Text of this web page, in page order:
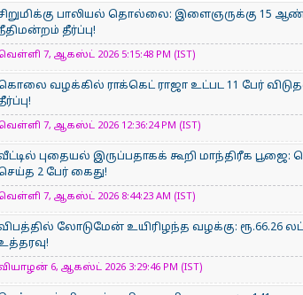
பாலியல் தொல்லை: இளைஞருக்கு 15
தீர்ப்பு!
7, ஆகஸ்ட் 2026 5:15:48 PM (IST)
வழக்கில் ராக்கெட் ராஜா உட்பட 11 பேர்
7, ஆகஸ்ட் 2026 12:36:24 PM (IST)
புதையல் இருப்பதாகக் கூறி மாந்திரீக
2 பேர் கைது!
7, ஆகஸ்ட் 2026 8:44:23 AM (IST)
லோடுமேன் உயிரிழந்த வழக்கு: ரூ.66.26
6, ஆகஸ்ட் 2026 3:29:46 PM (IST)